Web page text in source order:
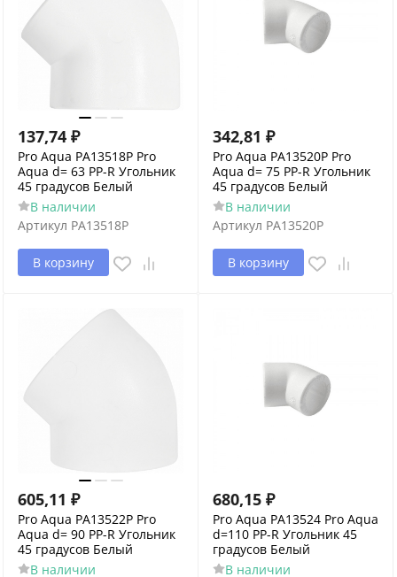
137,74 ₽
Pro Aqua PA13518P Pro
Aqua d= 63 PP-R Угольник
45 градусов Белый
В наличии
Артикул PA13518P
В корзину
342,81 ₽
Pro Aqua PA13520P Pro
Aqua d= 75 PP-R Угольник
45 градусов Белый
В наличии
Артикул PA13520P
В корзину
605,11 ₽
Pro Aqua PA13522P Pro
Aqua d= 90 PP-R Угольник
45 градусов Белый
В наличии
680,15 ₽
Pro Aqua PA13524 Pro Aqua
d=110 PP-R Угольник 45
градусов Белый
В наличии